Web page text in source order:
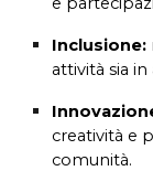
Inclusione:
attività sia
creatività e
comunità.